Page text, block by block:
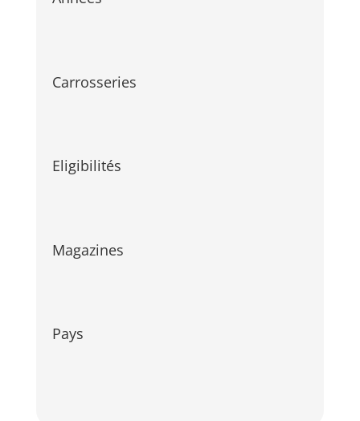
Carrosseries
Eligibilités
Magazines
Pays